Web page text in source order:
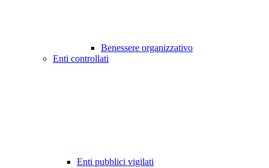
Benessere organizzativo
Enti controllati
Enti pubblici vigilati